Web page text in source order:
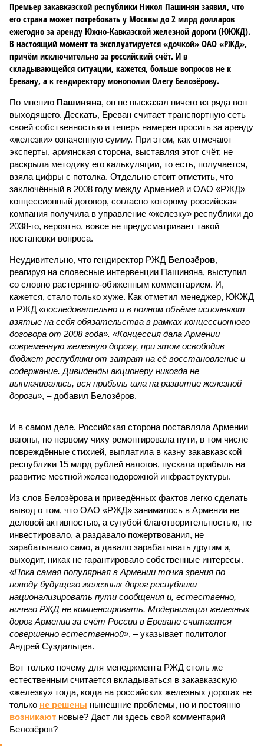
Премьер закавказской республики Никол Пашинян заявил, что
его страна может потребовать у Москвы до 2 млрд долларов
ежегодно за аренду Южно-Кавказской железной дороги (ЮКЖД).
В настоящий момент та эксплуатируется «дочкой» ОАО «РЖД»,
причём исключительно за российский счёт. И в
складывающейся ситуации, кажется, больше вопросов не к
Еревану, а к гендиректору монополии Олегу Белозёрову.
По мнению Пашиняна, он не высказал ничего из ряда вон
выходящего. Дескать, Ереван считает транспортную сеть
своей собственностью и теперь намерен просить за аренду
«железки» означенную сумму. При этом, как отмечают
эксперты, армянская сторона, выставляя этот счёт, не
раскрыла методику его калькуляции, то есть, получается,
взяла цифры с потолка. Отдельно стоит отметить, что
заключённый в 2008 году между Арменией и ОАО «РЖД»
концессионный договор, согласно которому российская
компания получила в управление «железку» республики до
2038-го, вероятно, вовсе не предусматривает такой
постановки вопроса.
Неудивительно, что гендиректор РЖД Белозёров,
реагируя на словесные интервенции Пашиняна, выступил
со словно растерянно-обиженным комментарием. И,
кажется, стало только хуже. Как отметил менеджер, ЮКЖД
и РЖД «последовательно и в полном объёме исполняют
взятые на себя обязательства в рамках концессионного
договора от 2008 года». «Концессия дала Армении
современную железную дорогу, при этом освободив
бюджет республики от затрат на её восстановление и
содержание. Дивиденды акционеру никогда не
выплачивались, вся прибыль шла на развитие железной
дороги», – добавил Белозёров.
И в самом деле. Российская сторона поставляла Армении
вагоны, по первому чиху ремонтировала пути, в том числе
повреждённые стихией, выплатила в казну закавказской
республики 15 млрд рублей налогов, пускала прибыль на
развитие местной железнодорожной инфраструктуры.
Из слов Белозёрова и приведённых фактов легко сделать
вывод о том, что ОАО «РЖД» занималось в Армении не
деловой активностью, а сугубой благотворительностью, не
инвестировало, а раздавало пожертвования, не
зарабатывало само, а давало зарабатывать другим и,
выходит, никак не гарантировало собственные интересы.
«Пока самая популярная в Армении точка зрения по
поводу будущего железных дорог рес­публики –
национализировать пути сообщения и, естественно,
ничего РЖД не компенсировать. Модернизация железных
дорог Армении за счёт России в Ереване считается
совершенно естественной», – указывает политолог
Андрей Суздальцев.
Вот только почему для менеджмента РЖД столь же
естественным считается вкладываться в закавказскую
«железку» тогда, когда на российских железных дорогах не
только не решены нынешние проблемы, но и постоянно
возникают новые? Даст ли здесь свой комментарий
Белозёров?